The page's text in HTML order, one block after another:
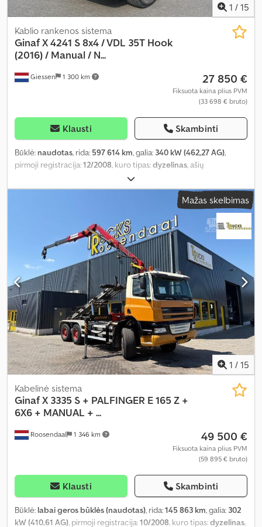
1 / 15
Giessen 1 300 km
Kablio rankenos sistema
GinafX 4241 S 8x4 / VDL 35T Hook
(2016) / Manual / N...
27 850 €
Fiksuota kaina plius PVM
(33 698 € bruto)
Klausti Skambinti
Būklė: naudotas, rida: 597 614 km, galia: 340 kW (462,27 AG),
pirmoji registracija:12/2008, kuro tipas:dyzelinas, ašių
6 100 mm
kitas, vairuotojo kabina:dieninė kabina, pavaros tipas:
, sėdimų vietų skaičius:2,
2 500 mm
, leistina ašies
9 000 kg, leistina ašies apkrova (ašis 2):9 000 kg,
leistina ašies apkrova (ašis 3):11 500 kg, Gamybos metai: 2008,
Mažas skelbimas
1 / 15
Roosendaal 1 346 km
Kabelinė sistema
GinafX 3335 S + PALFINGER E 165 Z +
6X6 + MANUAL + ...
49 500 €
Fiksuota kaina plius PVM
(59 895 € bruto)
Klausti Skambinti
Būklė: labai geros būklės (naudotas), rida:145 863 km, galia: 302
kW (410,61 AG), pirmoji registracija:10/2008, kuro tipas:dyzelinas,